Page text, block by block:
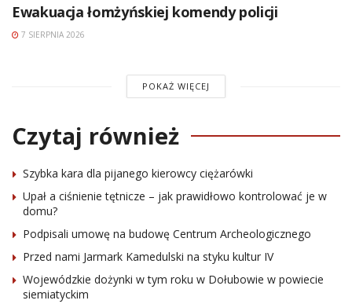
Ewakuacja łomżyńskiej komendy policji
7 SIERPNIA 2026
POKAŻ WIĘCEJ
Czytaj również
Szybka kara dla pijanego kierowcy ciężarówki
Upał a ciśnienie tętnicze – jak prawidłowo kontrolować je w
domu?
Podpisali umowę na budowę Centrum Archeologicznego
Przed nami Jarmark Kamedulski na styku kultur IV
Wojewódzkie dożynki w tym roku w Dołubowie w powiecie
siemiatyckim